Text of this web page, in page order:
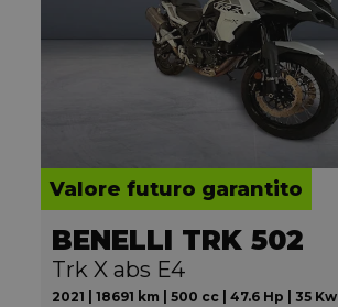
Valore futuro garantito
BENELLI TRK 502
Trk X abs E4
2021 | 18691 km | 500 cc | 47.6 Hp | 35 Kw